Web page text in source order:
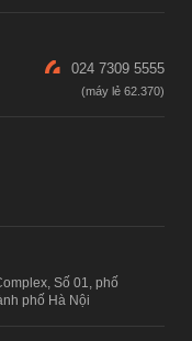
024 7309 5555
Số 01, phố
phố Hà Nội